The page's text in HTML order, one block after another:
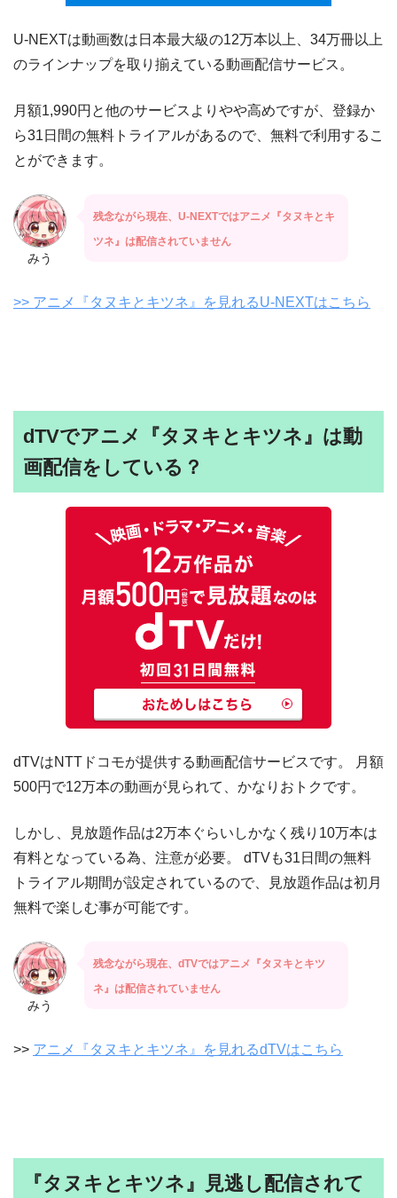
U-NEXTは動画数は日本最大級の12万本以上、34万冊以上
のラインナップを取り揃えている動画配信サービス。
月額1,990円と他のサービスよりやや高めですが、登録か
ら31日間の無料トライアルがあるので、無料で利用するこ
とができます。
みう
残念ながら現在、U-NEXTではアニメ『タヌキとキ
ツネ』は配信されていません
>> アニメ『タヌキとキツネ』を見れるU-NEXTはこちら
dTVでアニメ『タヌキとキツネ』は動
画配信をしている？
dTVはNTTドコモが提供する動画配信サービスです。 月額
500円で12万本の動画が見られて、かなりおトクです。
しかし、見放題作品は2万本ぐらいしかなく残り10万本は
有料となっている為、注意が必要。 dTVも31日間の無料
トライアル期間が設定されているので、見放題作品は初月
無料で楽しむ事が可能です。
みう
残念ながら現在、dTVではアニメ『タヌキとキツ
ネ』は配信されていません
>> アニメ『タヌキとキツネ』を見れるdTVはこちら
『タヌキとキツネ』見逃し配信されて